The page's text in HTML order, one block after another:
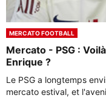
MERCATO FOOTBALL
Mercato - PSG :
Enrique ?
Le PSG a longtemps
mercato estival, et